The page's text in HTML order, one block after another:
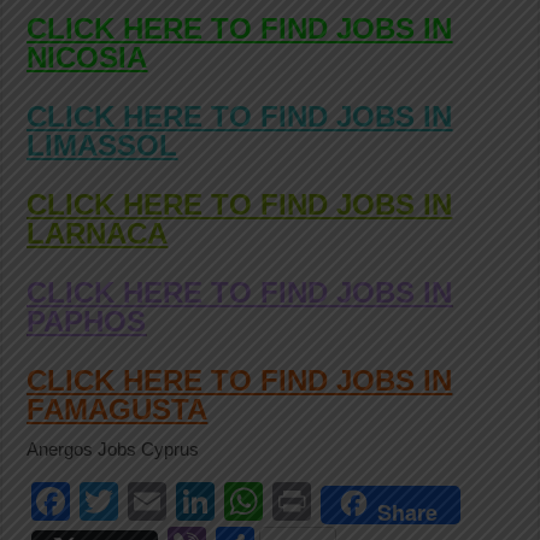
CLICK HERE TO FIND JOBS IN
NICOSIA
CLICK HERE TO FIND JOBS IN
LIMASSOL
CLICK HERE TO FIND JOBS IN
LARNACA
CLICK HERE TO FIND JOBS IN
PAPHOS
CLICK HERE TO FIND JOBS IN
FAMAGUSTA
Anergos Jobs Cyprus
F
T
E
Li
W Pr
Share